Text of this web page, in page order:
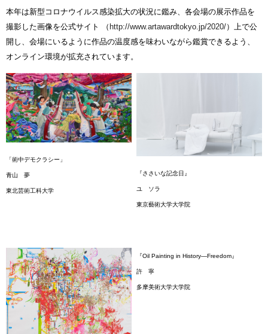
本年は新型コロナウイルス感染拡大の状況に鑑み、各会場の展示作品を
撮影した画像を公式サイト （ http://www.artawardtokyo.jp/2020/）上で公
開し、会場にいるように作品の温度感を味わいながら鑑賞できるよう、
オンライン環境が拡充されています。
「術中デモクラシー」
青山 夢
東北芸術工科大学
『ささいな記念日』
ユ ソラ
東京藝術大学大学院
『Oil Painting in History―Freedom』
許 寧
多摩美術大学大学院